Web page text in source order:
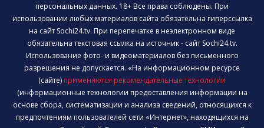
персональных данных. 18+ Все права соблюдены. При
использовании любых материалов сайта обязательна гиперссылка
на сайт Sochi24.tv. При перепечатке в неэлектронном виде
обязательна текстовая ссылка на источник - сайт Sochi24.tv.
Использование фото- и видеоматериалов без письменного
разрешения не допускается. «На информационном ресурсе
(сайте) применяются рекомендательные технологии
(информационные технологии предоставления информации на
основе сбора, систематизации и анализа сведений, относящихся к
предпочтениям пользователей сети «Интернет», находящихся на